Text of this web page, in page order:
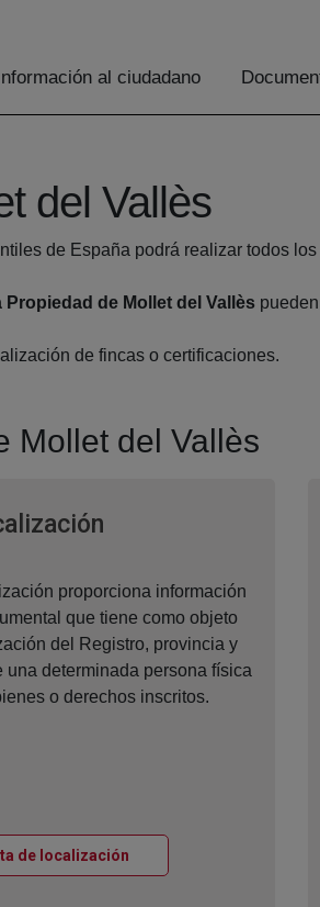
Información al ciudadano
del Vallès
de España podrá realizar todos
Propiedad de Mollet del Vallès
de fincas o certificaciones.
Mollet del Vallès
Ventana nueva
proporciona información
que tiene como objeto
del Registro, provincia y
una determinada persona física
o derechos inscritos.
de localizaciónVentana nueva